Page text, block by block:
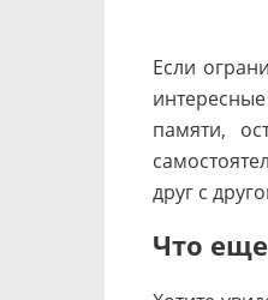
Если
памяти,
друг с
Что